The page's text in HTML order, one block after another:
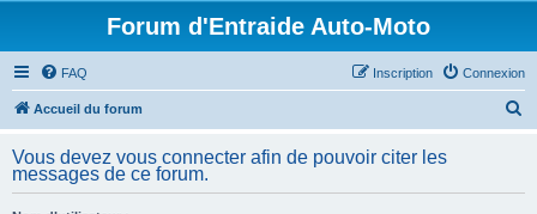
Forum d'Entraide Auto-Moto
FAQ Connexion
Inscription
Accueil du forum
h
Vous devez vous connecter afin de pouvoir citer les
messages de ce forum.